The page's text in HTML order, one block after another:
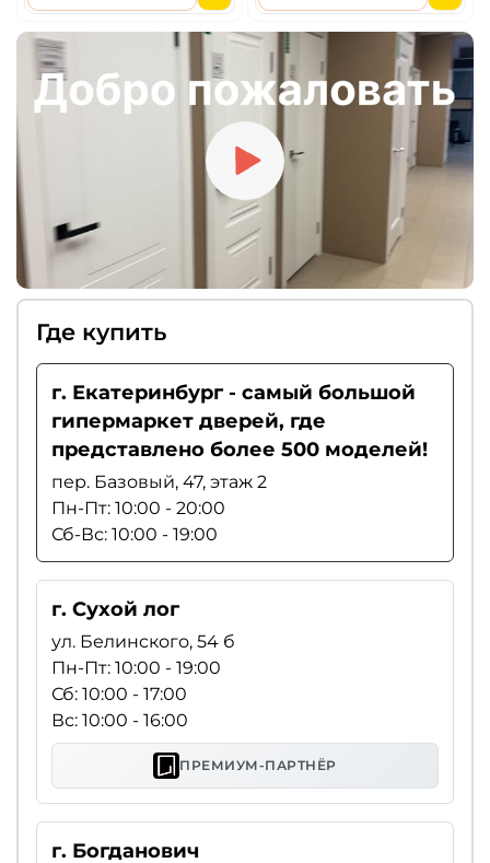
Где купить
г. Екатеринбург - самый большой
гипермаркет дверей, где
представлено более 500 моделей!
пер. Базовый, 47, этаж 2
Пн-Пт: 10:00 - 20:00
Сб-Вс: 10:00 - 19:00
г. Сухой лог
ул. Белинского, 54 б
Пн-Пт: 10:00 - 19:00
Сб: 10:00 - 17:00
Вс: 10:00 - 16:00
ПРЕМИУМ-ПАРТНЁР
г. Богданович